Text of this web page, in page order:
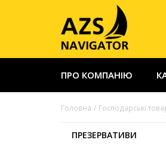
ПРО КОМПАНІЮ
Головна Господарські
ПРЕЗЕРВАТИВИ